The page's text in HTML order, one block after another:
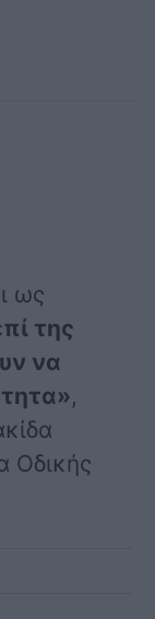
ως
της
να
»,
Οδικής